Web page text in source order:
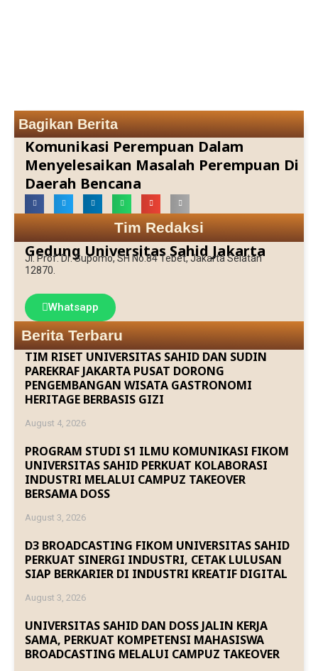
Bagikan Berita
Komunikasi Perempuan Dalam
Menyelesaikan Masalah Perempuan Di
Daerah Bencana
Tim Redaksi
Gedung Universitas Sahid Jakarta
Jl. Prof. Dr. Supomo, SH No.84 Tebet, Jakarta Selatan
12870.
Whatsapp
Berita Terbaru
TIM RISET UNIVERSITAS SAHID DAN SUDIN
PAREKRAF JAKARTA PUSAT DORONG
PENGEMBANGAN WISATA GASTRONOMI
HERITAGE BERBASIS GIZI
August 4, 2026
PROGRAM STUDI S1 ILMU KOMUNIKASI FIKOM
UNIVERSITAS SAHID PERKUAT KOLABORASI
INDUSTRI MELALUI CAMPUZ TAKEOVER
BERSAMA DOSS
August 3, 2026
D3 BROADCASTING FIKOM UNIVERSITAS SAHID
PERKUAT SINERGI INDUSTRI, CETAK LULUSAN
SIAP BERKARIER DI INDUSTRI KREATIF DIGITAL
August 3, 2026
UNIVERSITAS SAHID DAN DOSS JALIN KERJA
SAMA, PERKUAT KOMPETENSI MAHASISWA
BROADCASTING MELALUI CAMPUZ TAKEOVER